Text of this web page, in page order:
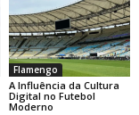
Flamengo
A Influência da Cultura
Digital no Futebol
Moderno